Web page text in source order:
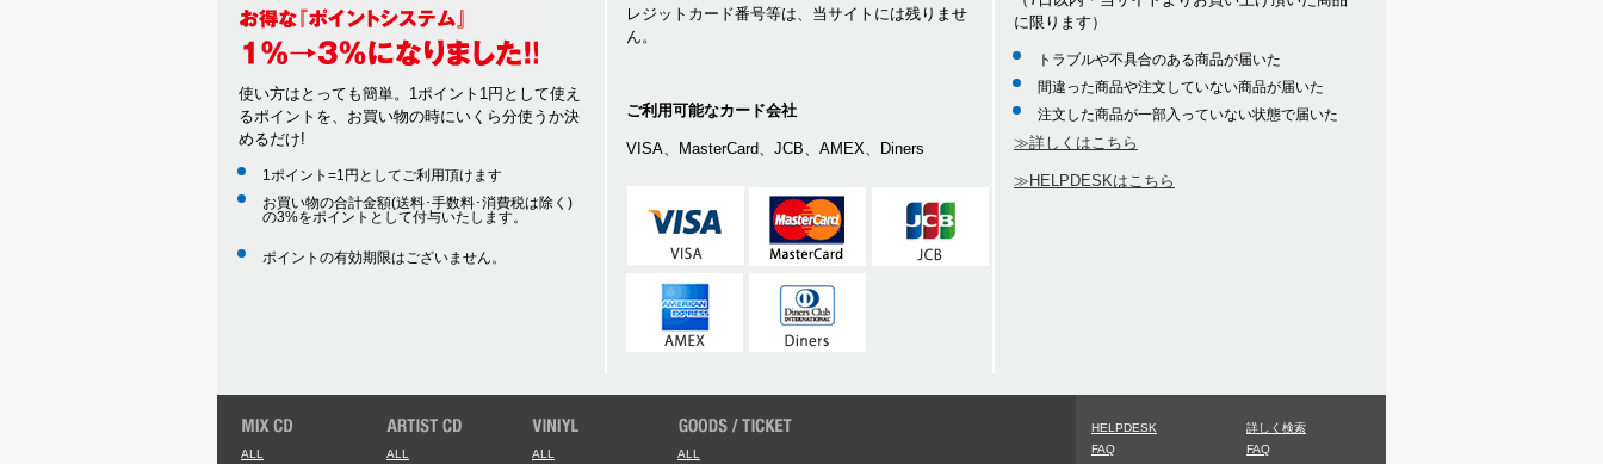
使い方はとっても簡単。1ポイント1円として使え
るポイントを、お買い物の時にいくら分使うか決
めるだけ!
1ポイント=1円としてご利用頂けます
お買い物の合計金額(送料･手数料･消費税は除く)
の3%をポイントとして付与いたします。
ポイントの有効期限はございません。
レジットカード番号等は、当サイトには残りませ
ん。
ご利用可能なカード会社
VISA、MasterCard、JCB、AMEX、Diners
に限ります）
トラブルや不具合のある商品が届いた
間違った商品や注文していない商品が届いた
注文した商品が一部入っていない状態で届いた
≫詳しくはこちら
≫HELPDESKはこちら
ALL ALL ALL ALL
HELPDESK
FAQ
詳しく検索
FAQ